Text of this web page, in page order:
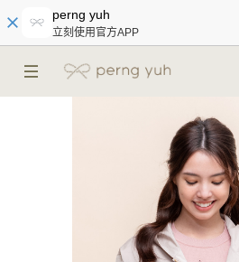
perng yuh
立刻使用官方APP